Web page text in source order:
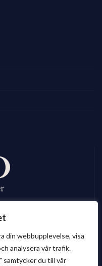
din webbupplevelse, visa
analysera vår trafik.
samtycker du till vår
till privatperson och företag.